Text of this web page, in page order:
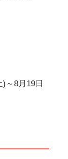
～8月19日